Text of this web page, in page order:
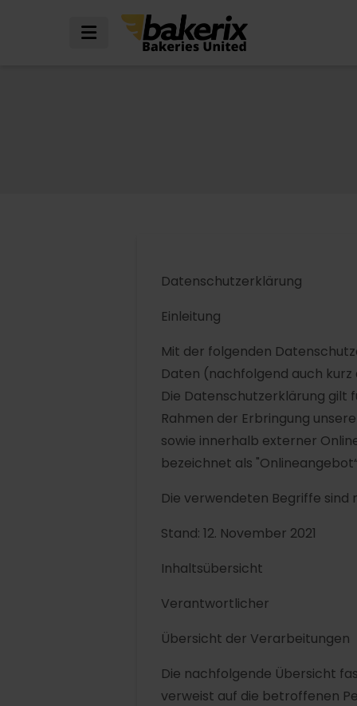
Datenschutzerklärung
Einleitung
Mit der folgenden
Daten (nachfolgend auch
Die Datenschutzerklärung gilt
Rahmen der Erbringung
sowie innerhalb externer
bezeichnet als
Die verwendeten Begriffe
Stand: 12. November 2021
Inhaltsübersicht
Verantwortlicher
Übersicht der Verarbeitungen
Die nachfolgende Übersicht
verweist auf die betroffenen